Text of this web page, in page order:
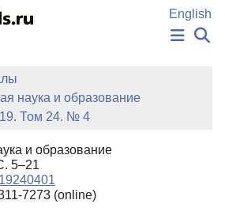
English
НОВОСТИ
ИЗДАНИЯ
АВТОРЫ
БАЗА ЗНАНИЙ
СЛОВА
наука и образование
Том 24. № 4
и образование
5–21
7273 (online)